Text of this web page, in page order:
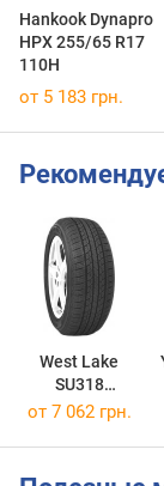
Hankook Dynapro
HPX 255/65 R17
110H
от 5 183 грн.
West Lake
SU318
255/65 R17 110H
от 7 062 грн.